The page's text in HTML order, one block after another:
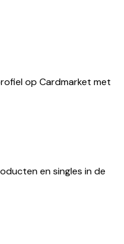
op Cardmarket met
en singles in de